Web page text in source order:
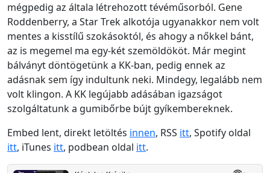
mégpedig az általa létrehozott tévéműsorból. Gene
Roddenberry, a Star Trek alkotója ugyanakkor nem volt
mentes a kisstílű szokásoktól, és ahogy a nőkkel bánt,
az is megemel ma egy-két szemöldököt. Már megint
bálványt döntögetünk a KK-ban, pedig ennek az
adásnak sem így indultunk neki. Mindegy, legalább nem
volt klingon. A KK legújabb adásában igazságot
szolgáltatunk a gumibőrbe bújt gyíkembereknek.
Embed lent, direkt letöltés innen, RSS itt, Spotify oldal
itt, iTunes itt, podbean oldal itt.